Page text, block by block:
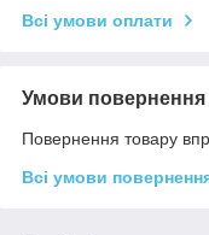
Всі умови оплати
Умови повернення
Повернення товару
Всі умови